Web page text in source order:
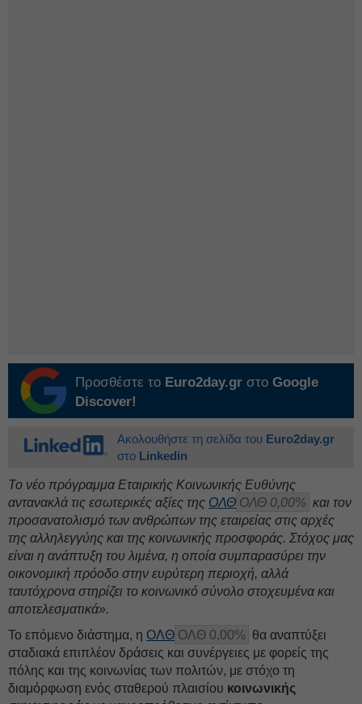
Προσθέστε το Euro2day.gr στο Google
Discover!
Ακολουθήστε τη σελίδα του Euro2day.gr
στο Linkedin
Το νέο πρόγραμμα Εταιρικής Κοινωνικής Ευθύνης
αντανακλά τις εσωτερικές αξίες της ΟΛΘ ΟΛΘ 0,00% και τον
προσανατολισμό των ανθρώπων της εταιρείας στις αρχές
της αλληλεγγύης και της κοινωνικής προσφοράς. Στόχος μας
είναι η ανάπτυξη του λιμένα, η οποία συμπαρασύρει την
οικονομική πρόοδο στην ευρύτερη περιοχή, αλλά
ταυτόχρονα στηρίζει το κοινωνικό σύνολο στοχευμένα και
αποτελεσματικά».
Το επόμενο διάστημα, η ΟΛΘ ΟΛΘ 0,00% θα αναπτύξει
σταδιακά επιπλέον δράσεις και συνέργειες με φορείς της
πόλης και της κοινωνίας των πολιτών, με στόχο τη
διαμόρφωση ενός σταθερού πλαισίου κοινωνικής